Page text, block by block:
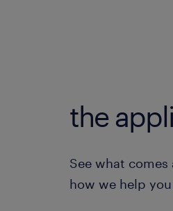
the
See what
how we help